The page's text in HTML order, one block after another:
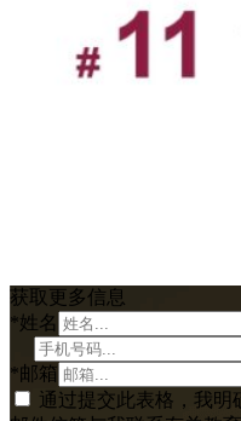
获取更多信息
*姓名
*邮箱
通过提交此表格，我明